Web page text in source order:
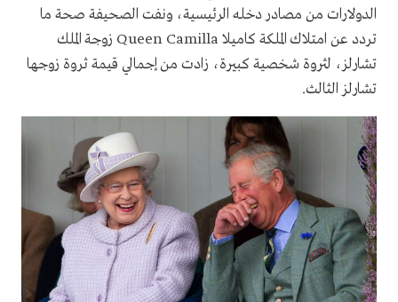
الدولارات من مصادر دخله الرئيسية، ونفت الصحيفة صحة ما
تردد عن امتلاك الملكة كاميلاQueen Camilla زوجة الملك
تشارلز، لثروة شخصية كبيرة، زادت من إجمالي قيمة ثروة زوجها
تشارلز الثالث.